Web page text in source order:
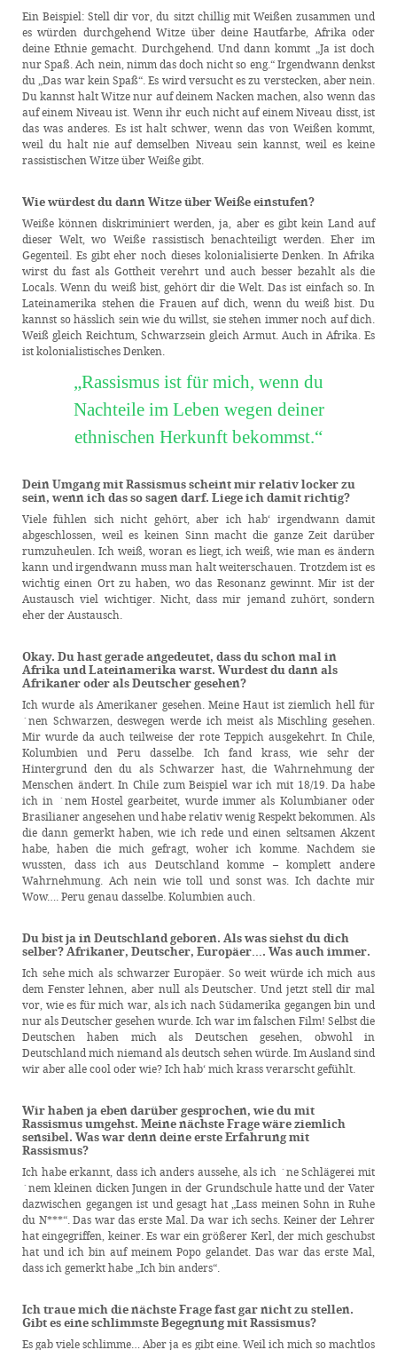
Ein Beispiel: Stell dir vor, du sitzt chillig mit Weißen zusammen und
es würden durchgehend Witze über deine Hautfarbe, Afrika oder
deine Ethnie gemacht. Durchgehend. Und dann kommt „Ja ist doch
nur Spaß. Ach nein, nimm das doch nicht so eng.“ Irgendwann denkst
du „Das war kein Spaß“. Es wird versucht es zu verstecken, aber nein.
Du kannst halt Witze nur auf deinem Nacken machen, also wenn das
auf einem Niveau ist. Wenn ihr euch nicht auf einem Niveau disst, ist
das was anderes. Es ist halt schwer, wenn das von Weißen kommt,
weil du halt nie auf demselben Niveau sein kannst, weil es keine
rassistischen Witze über Weiße gibt.
Wie würdest du dann Witze über Weiße einstufen?
Weiße können diskriminiert werden, ja, aber es gibt kein Land auf
dieser Welt, wo Weiße rassistisch benachteiligt werden. Eher im
Gegenteil. Es gibt eher noch dieses kolonialisierte Denken. In Afrika
wirst du fast als Gottheit verehrt und auch besser bezahlt als die
Locals. Wenn du weiß bist, gehört dir die Welt. Das ist einfach so. In
Lateinamerika stehen die Frauen auf dich, wenn du weiß bist. Du
kannst so hässlich sein wie du willst, sie stehen immer noch auf dich.
Weiß gleich Reichtum, Schwarzsein gleich Armut. Auch in Afrika. Es
ist kolonialistisches Denken.
„Rassismus ist für mich, wenn du
Nachteile im Leben wegen deiner
ethnischen Herkunft bekommst.“
Dein Umgang mit Rassismus scheint mir relativ locker zu
sein, wenn ich das so sagen darf. Liege ich damit richtig?
Viele fühlen sich nicht gehört, aber ich hab‘ irgendwann damit
abgeschlossen, weil es keinen Sinn macht die ganze Zeit darüber
rumzuheulen. Ich weiß, woran es liegt, ich weiß, wie man es ändern
kann und irgendwann muss man halt weiterschauen. Trotzdem ist es
wichtig einen Ort zu haben, wo das Resonanz gewinnt. Mir ist der
Austausch viel wichtiger. Nicht, dass mir jemand zuhört, sondern
eher der Austausch.
Okay. Du hast gerade angedeutet, dass du schon mal in
Afrika und Lateinamerika warst. Wurdest du dann als
Afrikaner oder als Deutscher gesehen?
Ich wurde als Amerikaner gesehen. Meine Haut ist ziemlich hell für
´nen Schwarzen, deswegen werde ich meist als Mischling gesehen.
Mir wurde da auch teilweise der rote Teppich ausgekehrt. In Chile,
Kolumbien und Peru dasselbe. Ich fand krass, wie sehr der
Hintergrund den du als Schwarzer hast, die Wahrnehmung der
Menschen ändert. In Chile zum Beispiel war ich mit 18/19. Da habe
ich in ´nem Hostel gearbeitet, wurde immer als Kolumbianer oder
Brasilianer angesehen und habe relativ wenig Respekt bekommen. Als
die dann gemerkt haben, wie ich rede und einen seltsamen Akzent
habe, haben die mich gefragt, woher ich komme. Nachdem sie
wussten, dass ich aus Deutschland komme – komplett andere
Wahrnehmung. Ach nein wie toll und sonst was. Ich dachte mir
Wow…. Peru genau dasselbe. Kolumbien auch.
Du bist ja in Deutschland geboren. Als was siehst du dich
selber? Afrikaner, Deutscher, Europäer…. Was auch immer.
Ich sehe mich als schwarzer Europäer. So weit würde ich mich aus
dem Fenster lehnen, aber null als Deutscher. Und jetzt stell dir mal
vor, wie es für mich war, als ich nach Südamerika gegangen bin und
nur als Deutscher gesehen wurde. Ich war im falschen Film! Selbst die
Deutschen haben mich als Deutschen gesehen, obwohl in
Deutschland mich niemand als deutsch sehen würde. Im Ausland sind
wir aber alle cool oder wie? Ich hab‘ mich krass verarscht gefühlt.
Wir haben ja eben darüber gesprochen, wie du mit
Rassismus umgehst. Meine nächste Frage wäre ziemlich
sensibel. Was war denn deine erste Erfahrung mit
Rassismus?
Ich habe erkannt, dass ich anders aussehe, als ich ´ne Schlägerei mit
´nem kleinen dicken Jungen in der Grundschule hatte und der Vater
dazwischen gegangen ist und gesagt hat „Lass meinen Sohn in Ruhe
du N***“. Das war das erste Mal. Da war ich sechs. Keiner der Lehrer
hat eingegriffen, keiner. Es war ein größerer Kerl, der mich geschubst
hat und ich bin auf meinem Popo gelandet. Das war das erste Mal,
dass ich gemerkt habe „Ich bin anders“.
Ich traue mich die nächste Frage fast gar nicht zu stellen.
Gibt es eine schlimmste Begegnung mit Rassismus?
Es gab viele schlimme… Aber ja es gibt eine. Weil ich mich so machtlos